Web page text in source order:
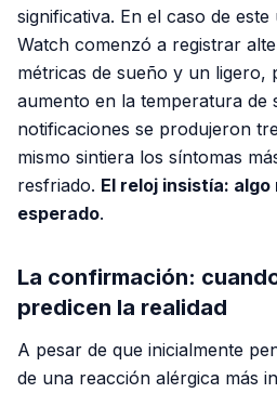
significativa. En el caso de
Watch comenzó a registrar
métricas de sueño y un ligero,
aumento en la temperatura de
notificaciones se produjeron
mismo sintiera los síntomas
resfriado. El reloj insistía: algo
esperado.
La confirmación:
predicen la realidad
A pesar de que inicialmente
de una reacción alérgica más